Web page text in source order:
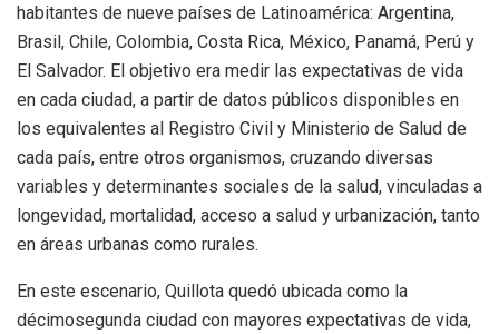
habitantes de nueve países de Latinoamérica: Argentina,
Brasil, Chile, Colombia, Costa Rica, México, Panamá, Perú y
El Salvador. El objetivo era medir las expectativas de vida
en cada ciudad, a partir de datos públicos disponibles en
los equivalentes al Registro Civil y Ministerio de Salud de
cada país, entre otros organismos, cruzando diversas
variables y determinantes sociales de la salud, vinculadas a
longevidad, mortalidad, acceso a salud y urbanización, tanto
en áreas urbanas como rurales.
En este escenario, Quillota quedó ubicada como la
décimosegunda ciudad con mayores expectativas de vida,